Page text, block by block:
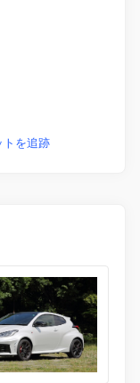
を追跡